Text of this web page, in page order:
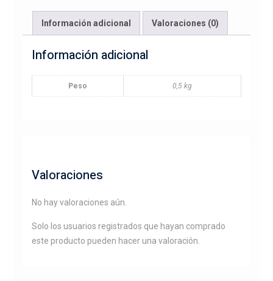
Información adicional Valoraciones (0)
Información adicional
Peso 0,5 kg
Valoraciones
No hay valoraciones aún.
Solo los usuarios registrados que hayan comprado
este producto pueden hacer una valoración.